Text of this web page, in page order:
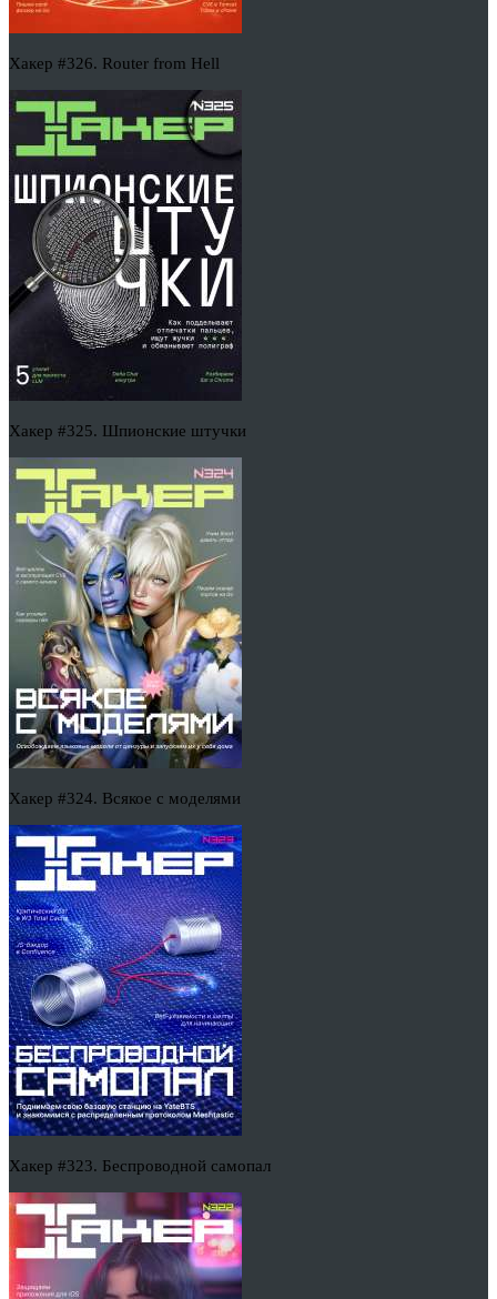
Хакер #326. Router from Hell
Хакер #325. Шпионские штучки
Хакер #324. Всякое с моделями
Хакер #323. Беспроводной самопал